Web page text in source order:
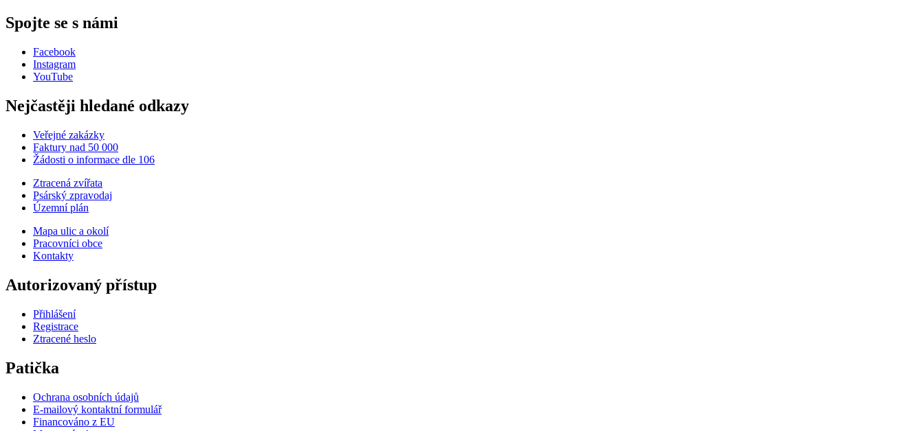
Spojte se s námi
Facebook
Instagram
YouTube
Nejčastěji hledané odkazy
Veřejné zakázky
Faktury nad 50 000
Žádosti o informace dle 106
Ztracená zvířata
Psárský zpravodaj
Územní plán
Mapa ulic a okolí
Pracovníci obce
Kontakty
Autorizovaný přístup
Přihlášení
Registrace
Ztracené heslo
Patička
Ochrana osobních údajů
E-mailový kontaktní formulář
Financováno z EU